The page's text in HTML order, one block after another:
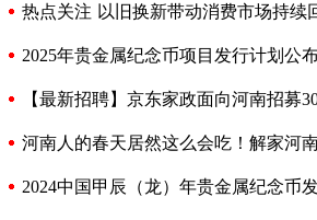
热点关注 以旧换新带动消费市场持续
2025年贵金属纪念币项目发行计划公
【最新招聘】京东家政面向河南招募
河南人的春天居然这么会吃！解家河
2024中国甲辰（龙）年贵金属纪念币